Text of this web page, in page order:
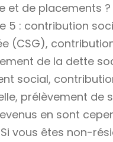
et de placements ?
5 : contribution
(CSG),
de la dette
social,
prélèvement de
en sont
vous êtes non-